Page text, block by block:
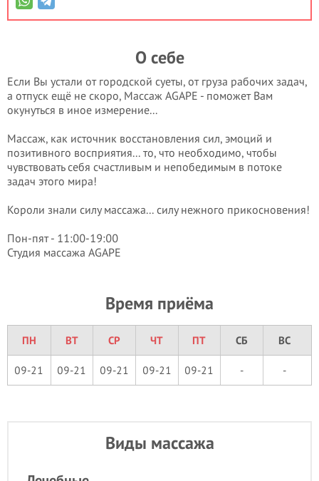
О себе
Если Вы устали от городской суеты, от груза рабочих задач,
а отпуск ещё не скоро, Массаж AGAPE - поможет Вам
окунуться в иное измерение...
Массаж, как источник восстановления сил, эмоций и
позитивного восприятия... то, что необходимо, чтобы
чувствовать себя счастливым и непобедимым в потоке
задач этого мира!
Короли знали силу массажа... силу нежного прикосновения!
Пон-пят - 11:00-19:00
Студия массажа AGAPE
Время приёма
ПН ВТ СР ЧТ ПТ СБ ВС
09-21 09-21 09-21 09-21 09-21 - -
Виды массажа